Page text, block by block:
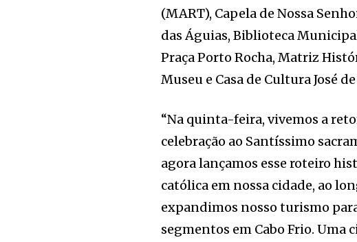
(MART), Capela de Nossa
das Águias, Biblioteca
Praça Porto Rocha, Matriz
Museu e Casa de Cultura José
“Na quinta-feira, vivemos a
celebração ao Santíssimo
agora lançamos esse roteiro
católica em nossa cidade, ao
expandimos nosso turismo
segmentos em Cabo Frio. Uma